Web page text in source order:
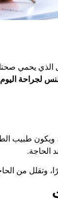
يحمي صحتك
لجراحة اليوم
طبيب
الحاجة.
وتقلل من